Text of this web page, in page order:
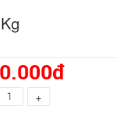
+